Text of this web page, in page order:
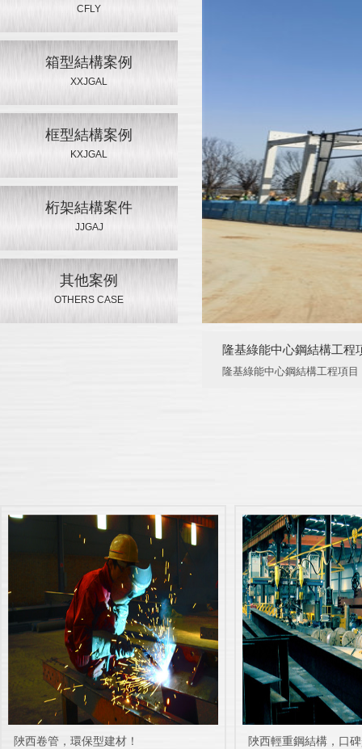
CFLY
箱型結構案例
XXJGAL
框型結構案例
KXJGAL
桁架結構案件
JJGAJ
其他案例
OTHERS CASE
隆基綠能中心鋼結構工程
隆基綠能中心鋼結構工程項目
陜西卷管，環保型建材！ 陜西輕重鋼結構，口